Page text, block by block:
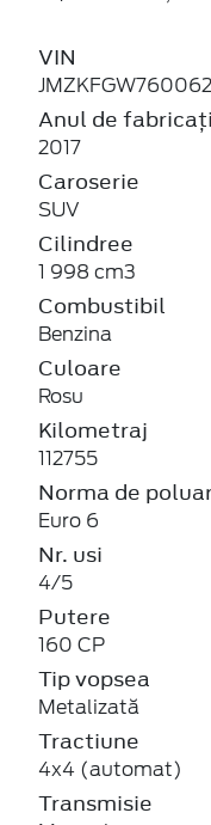
VIN
Anul de
2017
Caroserie
SUV
Cilindree
1 998 cm3
Combustibil
Benzina
Culoare
Rosu
Kilometraj
112755
Norma de
Euro 6
Nr. usi
4/5
Putere
160 CP
Tip vopsea
Metalizată
Tractiune
4x4 (automat)
Transmisie